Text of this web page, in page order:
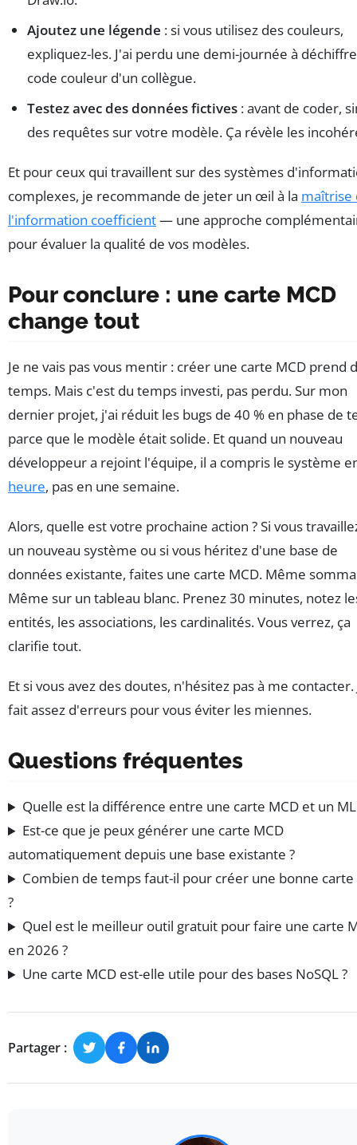
Ajoutez une légende : si vous utilisez des couleurs,
expliquez-les. J'ai perdu une demi-journée à
code couleur d'un collègue.
Testez avec des données fictives : avant de coder,
des requêtes sur votre modèle. Ça révèle les
Et pour ceux qui travaillent sur des systèmes
complexes, je recommande de jeter un œil à la maîtrise
l'information coefficient— une approche
pour évaluer la qualité de vos modèles.
Pour conclure : une carte MCD
change tout
Je ne vais pas vous mentir : créer une carte MCD prend
temps. Mais c'est du temps investi, pas perdu. Sur mon
dernier projet, j'ai réduit les bugs de 40 % en phase de
parce que le modèle était solide. Et quand un nouveau
développeur a rejoint l'équipe, il a compris le système
heure, pas en une semaine.
Alors, quelle est votre prochaine action ? Si vous
un nouveau système ou si vous héritez d'une base de
données existante, faites une carte MCD. Même
Même sur un tableau blanc. Prenez 30 minutes, notez
entités, les associations, les cardinalités. Vous verrez, ça
clarifie tout.
Et si vous avez des doutes, n'hésitez pas à me contacter.
fait assez d'erreurs pour vous éviter les miennes.
Questions fréquentes
Quelle est la différence entre une carte MCD et un
Est-ce que je peux générer une carte MCD
automatiquement depuis une base existante ?
Combien de temps faut-il pour créer une bonne carte
?
Quel est le meilleur outil gratuit pour faire une carte
en 2026 ?
Une carte MCD est-elle utile pour des bases NoSQL ?
Partager :